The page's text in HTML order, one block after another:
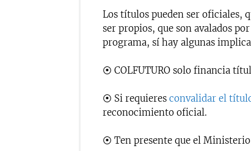
Los títulos pueden ser oficiales,
ser propios, que son avalados
programa, sí hay algunas
⦿ COLFUTURO solo financia
⦿ Si requieres convalidar el
reconocimiento oficial.
⦿ Ten presente que el